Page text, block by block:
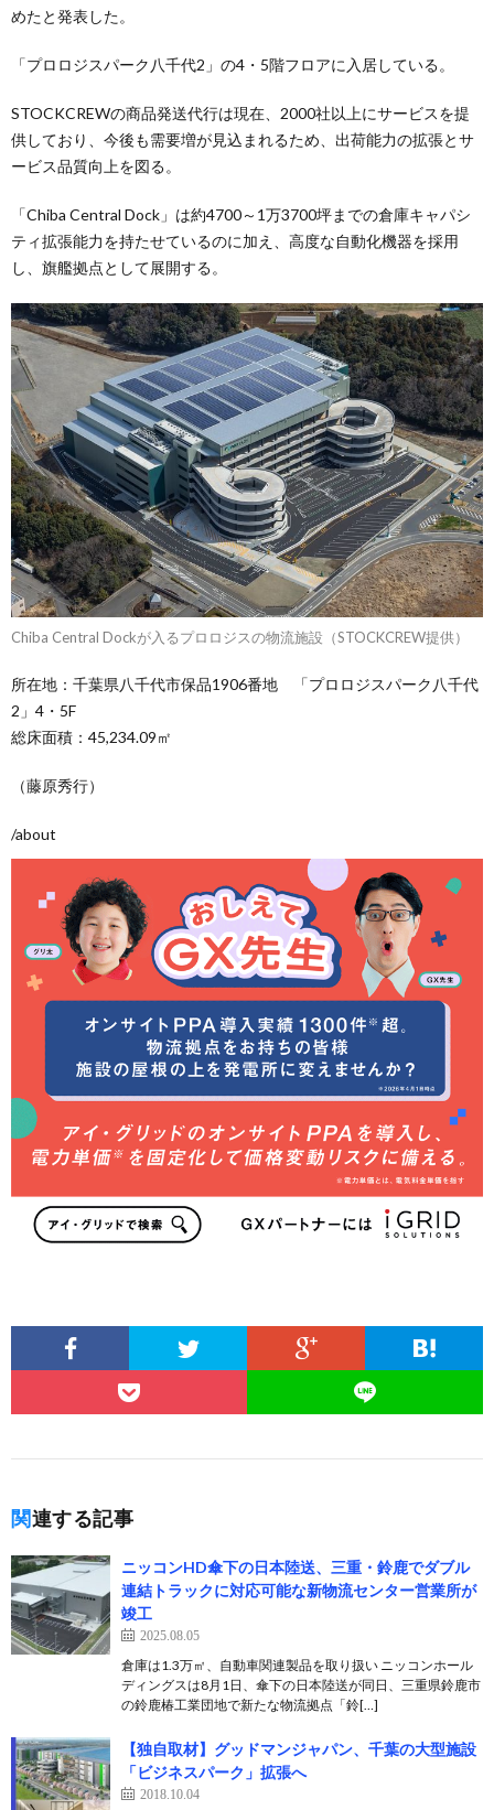
めたと発表した。
「プロロジスパーク八千代2」の4・5階フロアに入居している。
STOCKCREWの商品発送代行は現在、2000社以上にサービスを提
供しており、今後も需要増が見込まれるため、出荷能力の拡張とサ
ービス品質向上を図る。
「Chiba Central Dock」は約4700～1万3700坪までの倉庫キャパシ
ティ拡張能力を持たせているのに加え、高度な自動化機器を採用
し、旗艦拠点として展開する。
Chiba Central Dockが入るプロロジスの物流施設（STOCKCREW提供）
所在地：千葉県八千代市保品1906番地 「プロロジスパーク八千代
2」4・5F
総床面積：45,234.09㎡
（藤原秀行）
/about
関連する記事
ニッコンHD傘下の日本陸送、三重・鈴鹿でダブル
連結トラックに対応可能な新物流センター営業所が
竣工
2025.08.05
倉庫は1.3万㎡、自動車関連製品を取り扱い ニッコンホール
ディングスは8月1日、傘下の日本陸送が同日、三重県鈴鹿市
の鈴鹿椿工業団地で新たな物流拠点「鈴[…]
【独自取材】グッドマンジャパン、千葉の大型施設
「ビジネスパーク」拡張へ
2018.10.04